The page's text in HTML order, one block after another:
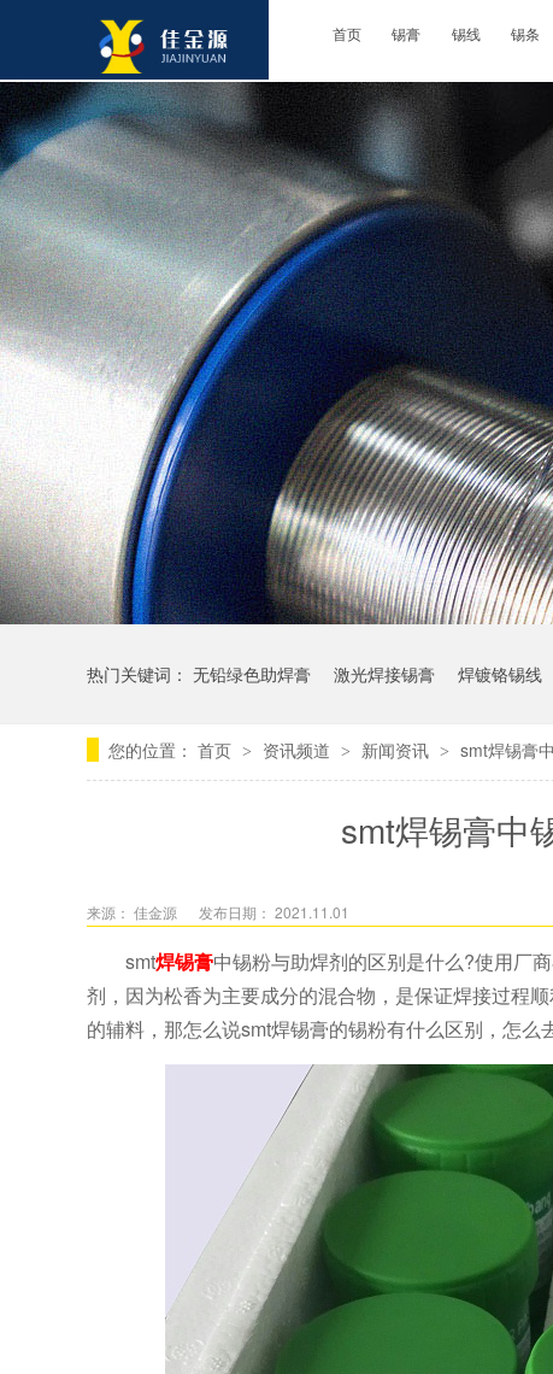
首页 锡膏 锡线 锡条
热门关键词： 无铅绿色助焊膏 激光焊接锡膏 焊镀铬锡线
您的位置： 首页 > 资讯频道 > 新闻资讯 > smt焊锡膏
smt焊锡膏中
来源： 佳金源 发布日期： 2021.11.01
smt焊锡膏中锡粉与助焊剂的区别是什么?使用厂
剂，因为松香为主要成分的混合物，是保证焊接过程
的辅料，那怎么说smt焊锡膏的锡粉有什么区别，怎么